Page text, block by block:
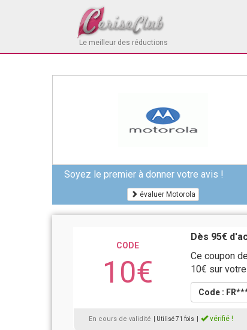
Le meilleur des réductions
Soyez le premier à donner votre avis !
évaluer Motorola
CODE
10€
Dès 95€
Ce coupon
10€ sur
Code :
En cours de validité | Utilisé 71 fois vérifié !